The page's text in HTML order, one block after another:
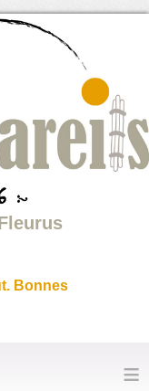
Bonnes
≡